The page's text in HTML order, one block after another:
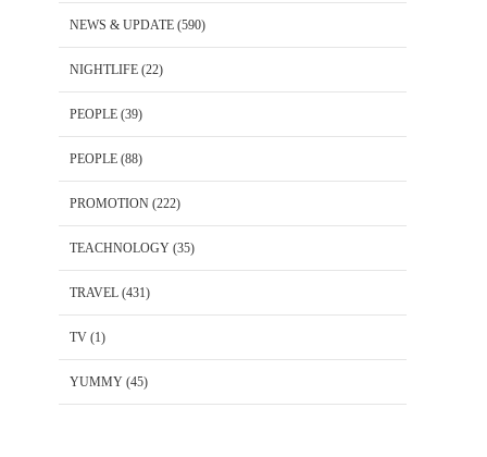
NEWS & UPDATE (590)
NIGHTLIFE (22)
PEOPLE (39)
PEOPLE (88)
PROMOTION (222)
TEACHNOLOGY (35)
TRAVEL (431)
TV (1)
YUMMY (45)